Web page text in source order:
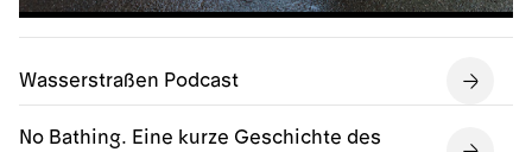
Wasserstraßen Podcast
No Bathing. Eine kurze Geschichte des